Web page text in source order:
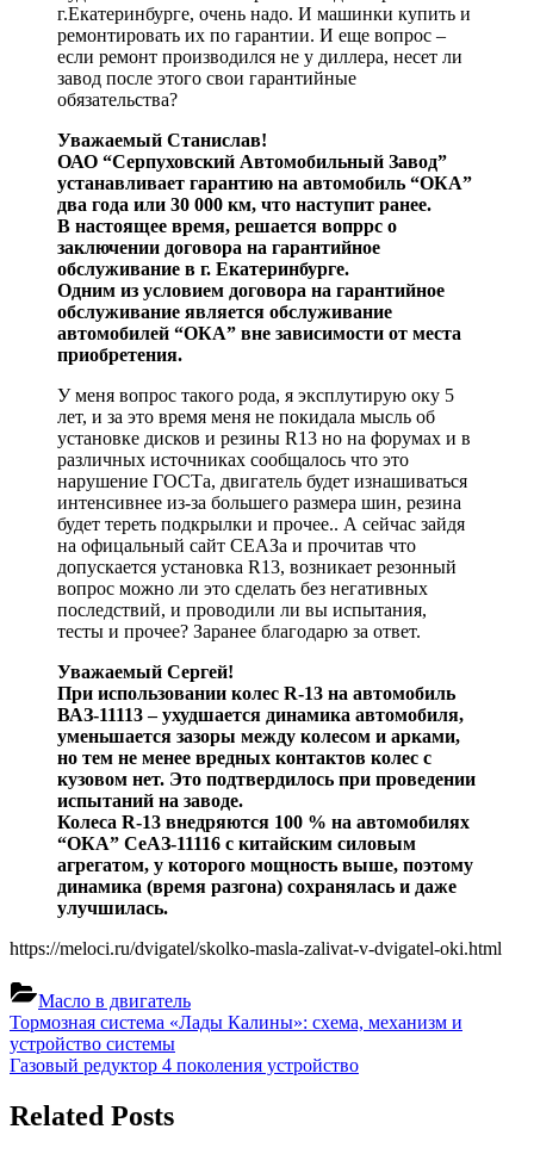
г.Екатеринбурге, очень надо. И машинки купить и
ремонтировать их по гарантии. И еще вопрос –
если ремонт производился не у диллера, несет ли
завод после этого свои гарантийные
обязательства?
Уважаемый Станислав!
ОАО “Серпуховский Автомобильный Завод”
устанавливает гарантию на автомобиль “ОКА”
два года или 30 000 км, что наступит ранее.
В настоящее время, решается вопррс о
заключении договора на гарантийное
обслуживание в г. Екатеринбурге.
Одним из условием договора на гарантийное
обслуживание является обслуживание
автомобилей “ОКА” вне зависимости от места
приобретения.
У меня вопрос такого рода, я эксплутирую оку 5
лет, и за это время меня не покидала мысль об
установке дисков и резины R13 но на форумах и в
различных источниках сообщалось что это
нарушение ГОСТа, двигатель будет изнашиваться
интенсивнее из-за большего размера шин, резина
будет тереть подкрылки и прочее.. А сейчас зайдя
на офицальный сайт СЕАЗа и прочитав что
допускается установка R13, возникает резонный
вопрос можно ли это сделать без негативных
последствий, и проводили ли вы испытания,
тесты и прочее? Заранее благодарю за ответ.
Уважаемый Сергей!
При использовании колес R-13 на автомобиль
ВАЗ-11113 – ухудшается динамика автомобиля,
уменьшается зазоры между колесом и арками,
но тем не менее вредных контактов колес с
кузовом нет. Это подтвердилось при проведении
испытаний на заводе.
Колеса R-13 внедряются 100 % на автомобилях
“ОКА” СеАЗ-11116 с китайским силовым
агрегатом, у которого мощность выше, поэтому
динамика (время разгона) сохранялась и даже
улучшилась.
https://meloci.ru/dvigatel/skolko-masla-zalivat-v-dvigatel-oki.html
Масло в двигатель
Навигация
по
Previous
Post:
Тормозная система «Лады Калины»: схема, механизм и
устройство системы
Next
Газовый редуктор 4 поколения устройство
Related Posts